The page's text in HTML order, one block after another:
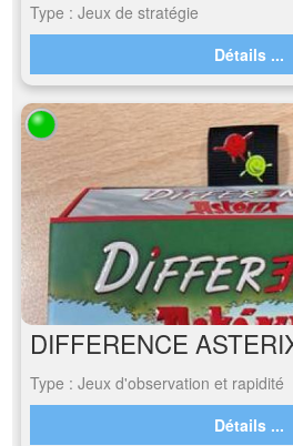
Type : Jeux de stratégie
Détails ...
DIFFERENCE
Type : Jeux d'observation et rapidité
Détails ...